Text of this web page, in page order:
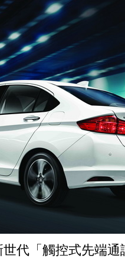
代「觸控式先端